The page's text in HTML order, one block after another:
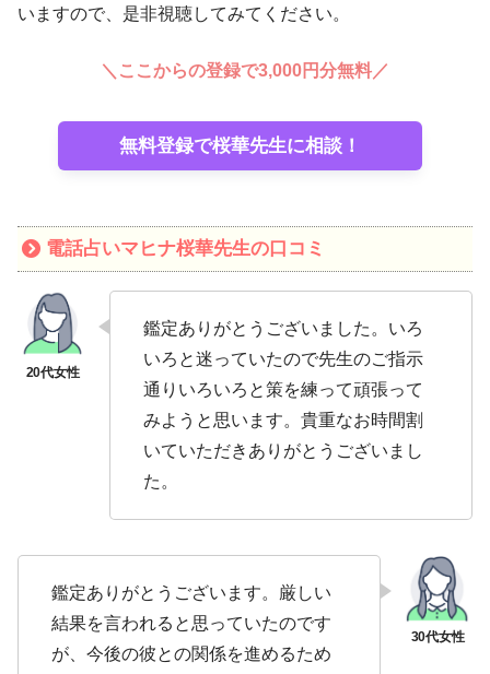
いますので、是非視聴してみてください。
＼ここからの登録で3,000円分無料／
無料登録で桜華先生に相談！
電話占いマヒナ桜華先生の口コミ
鑑定ありがとうございました。いろ
いろと迷っていたので先生のご指示
通りいろいろと策を練って頑張って
みようと思います。貴重なお時間割
いていただきありがとうございまし
た。
鑑定ありがとうございます。厳しい
結果を言われると思っていたのです
が、今後の彼との関係を進めるため